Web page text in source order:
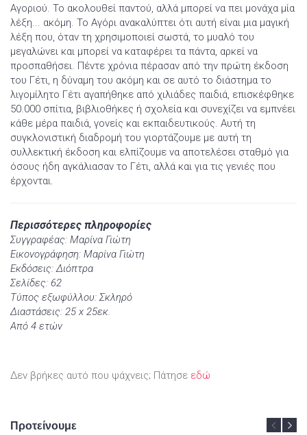
Αγοριού. Το ακολουθεί παντού, αλλά μπορεί να πει μονάχα μία
λέξη... ακόμη. Το Αγόρι ανακαλύπτει ότι αυτή είναι μια μαγική
λέξη που, όταν τη χρησιμοποιεί σωστά, το μυαλό του
μεγαλώνει και μπορεί να καταφέρει τα πάντα, αρκεί να
προσπαθήσει. Πέντε χρόνια πέρασαν από την πρώτη έκδοση
του Γέτι, η δύναμη του ακόμη και σε αυτό το διάστημα το
λιγομίλητο Γέτι αγαπήθηκε από χιλιάδες παιδιά, επισκέφθηκε
50.000 σπίτια, βιβλιοθήκες ή σχολεία και συνεχίζει να εμπνέει
κάθε μέρα παιδιά, γονείς και εκπαιδευτικούς. Αυτή τη
συγκλονιστική διαδρομή του γιορτάζουμε με αυτή τη
συλλεκτική έκδοση και ελπίζουμε να αποτελέσει σταθμό για
όσους ήδη αγκάλιασαν το Γέτι, αλλά και για τις γενιές που
έρχονται.
Περισσότερες πληροφορίες
Συγγραφέας: Μαρίνα Γιώτη
Εικονογράφηση: Μαρίνα Γιώτη
Εκδόσεις: Διόπτρα
Σελίδες: 62
Τύπος εξωφύλλου: Σκληρό
Διαστάσεις: 25 x 25εκ.
Από 4 ετών
Δεν βρήκες αυτό που ψάχνεις; Πάτησε εδώ
Προτείνουμε